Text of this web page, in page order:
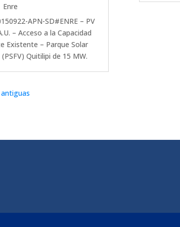
Enre
APN-SD#ENRE – PV
– Acceso a la Capacidad
Existente – Parque Solar
Quitilipi de 15 MW.